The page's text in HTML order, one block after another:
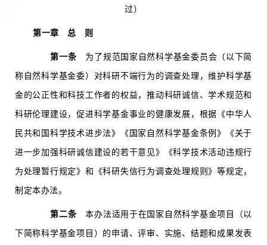
过）
第一章 总 则
第一条 为了规范国家自然科学基金委员会（以下简
称自然科学基金委）对科研不端行为的调查处理，维护科学基
金的公正性和科技工作者的权益，推动科研诚信、学术规范和
科研伦理建设，促进科学基金事业的健康发展，根据《中华人
民共和国科学技术进步法》《国家自然科学基金条例》《关于
进一步加强科研诚信建设的若干意见》《科学技术活动违规行
为处理暂行规定》和《科研失信行为调查处理规则》等规定，
制定本办法。
第二条 本办法适用于在国家自然科学基金项目（以
下简称科学基金项目）的申请、评审、实施、结题和成果发表